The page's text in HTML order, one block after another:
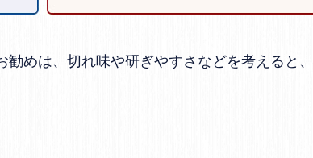
めは、切れ味や研ぎやすさなどを考えると、